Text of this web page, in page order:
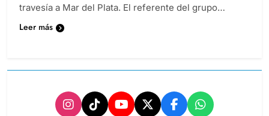
travesía a Mar del Plata. El referente del grupo…
Leer más